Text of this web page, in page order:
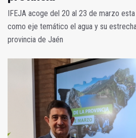
IFEJA acoge del 20 al 23 de marzo
como eje temático el agua y su
provincia de Jaén